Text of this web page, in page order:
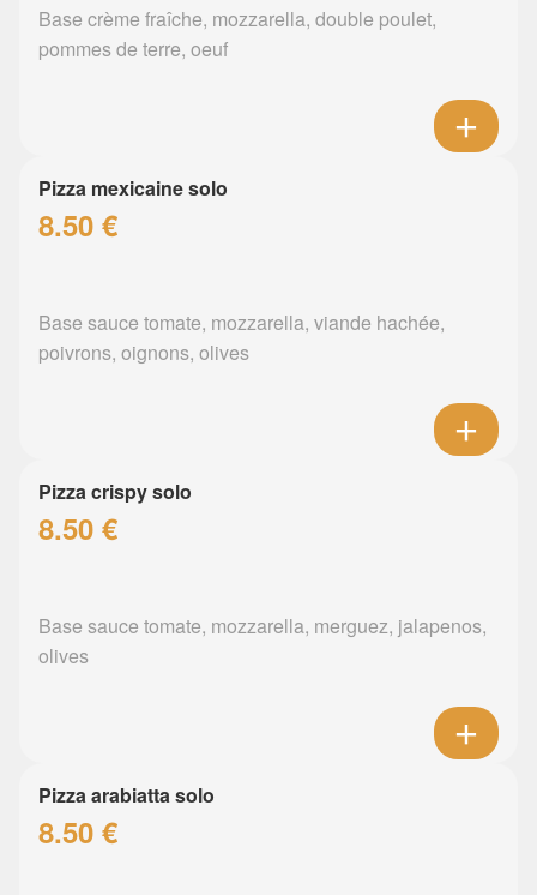
Base crème fraîche, mozzarella, double poulet,
pommes de terre, oeuf
Pizza mexicaine solo
8.50 €
Base sauce tomate, mozzarella, viande hachée,
poivrons, oignons, olives
Pizza crispy solo
8.50 €
Base sauce tomate, mozzarella, merguez, jalapenos,
olives
Pizza arabiatta solo
8.50 €